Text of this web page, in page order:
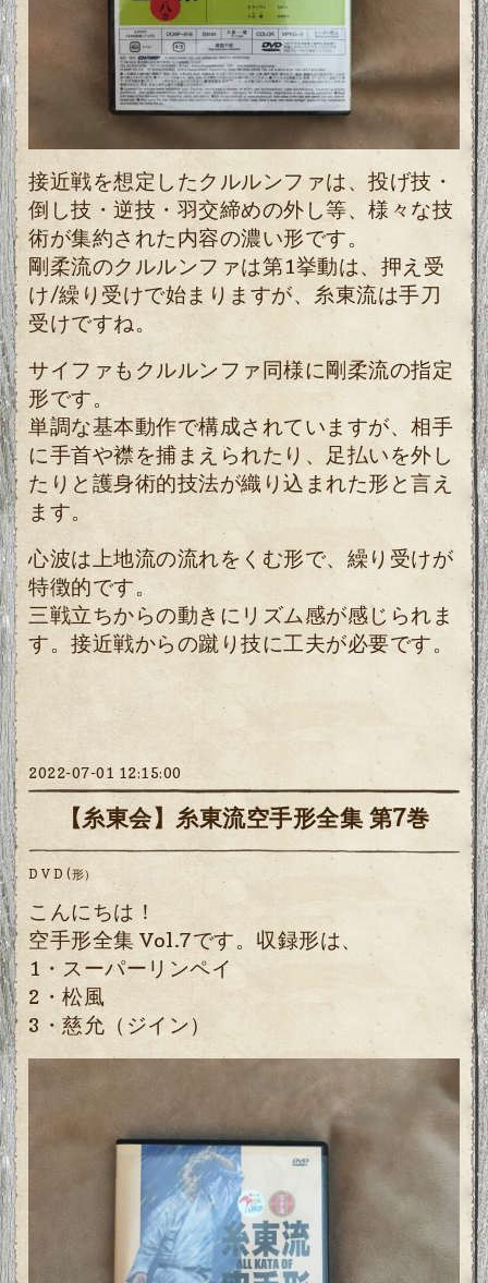
接近戦を想定したクルルンファは、投げ技・
倒し技・逆技・羽交締めの外し等、様々な技
術が集約された内容の濃い形です。
剛柔流のクルルンファは第1挙動は、押え受
け/繰り受けで始まりますが、糸東流は手刀
受けですね。
サイファもクルルンファ同様に剛柔流の指定
形です。
単調な基本動作で構成されていますが、相手
に手首や襟を捕まえられたり、足払いを外し
たりと護身術的技法が織り込まれた形と言え
ます。
心波は上地流の流れをくむ形で、繰り受けが
特徴的です。
三戦立ちからの動きにリズム感が感じられま
す。接近戦からの蹴り技に工夫が必要です。
2022-07-01 12:15:00
【糸東会】糸東流空手形全集 第7巻
D V D (形）
こんにちは！
空手形全集 Vol.7です。収録形は、
1・スーパーリンペイ
2・松風
3・慈允（ジイン）